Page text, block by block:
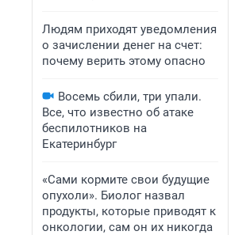
Людям приходят уведомления
о зачислении денег на счет:
почему верить этому опасно
Восемь сбили, три упали.
Все, что известно об атаке
беспилотников на
Екатеринбург
«Сами кормите свои будущие
опухоли». Биолог назвал
продукты, которые приводят к
онкологии, сам он их никогда